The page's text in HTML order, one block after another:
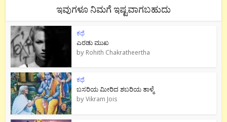
ಇವುಗಳೂ ನಿಮಗೆ ಇಷ್ಟವಾಗಬಹುದು
ಕಥೆ
ಎರಡು ಮುಖ
by Rohith Chakratheertha
ಕಥೆ
ಬಸರಿಯ ಮೀರಿದ ಶಬರಿಯ ತಾಳ್ಮೆ
byVikram Jois